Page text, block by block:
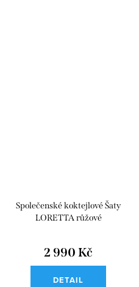
Společenské koktejlové Šaty
LORETTA růžové
2 990 Kč
DETAIL